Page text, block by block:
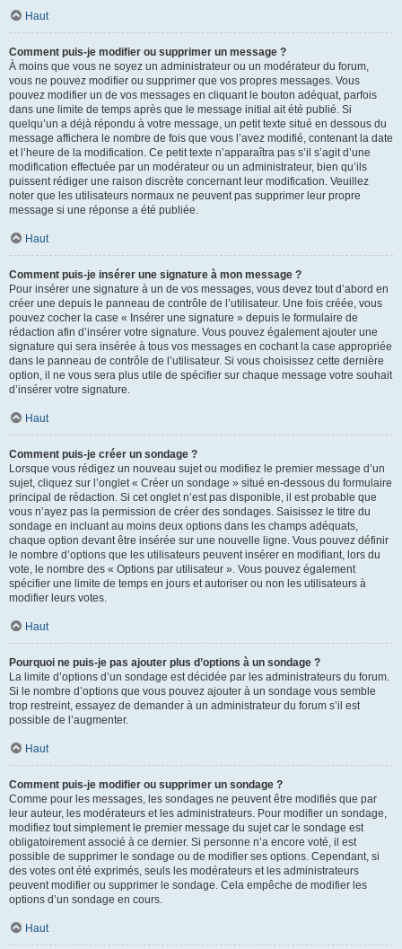
Haut
Comment puis-je modifier ou supprimer un message ?
À moins que vous ne soyez un administrateur ou un modérateur du forum,
vous ne pouvez modifier ou supprimer que vos propres messages. Vous
pouvez modifier un de vos messages en cliquant le bouton adéquat, parfois
dans une limite de temps après que le message initial ait été publié. Si
quelqu’un a déjà répondu à votre message, un petit texte situé en dessous du
message affichera le nombre de fois que vous l’avez modifié, contenant la date
et l’heure de la modification. Ce petit texte n’apparaîtra pas s’il s’agit d’une
modification effectuée par un modérateur ou un administrateur, bien qu’ils
puissent rédiger une raison discrète concernant leur modification. Veuillez
noter que les utilisateurs normaux ne peuvent pas supprimer leur propre
message si une réponse a été publiée.
Haut
Comment puis-je insérer une signature à mon message ?
Pour insérer une signature à un de vos messages, vous devez tout d’abord en
créer une depuis le panneau de contrôle de l’utilisateur. Une fois créée, vous
pouvez cocher la case « Insérer une signature » depuis le formulaire de
rédaction afin d’insérer votre signature. Vous pouvez également ajouter une
signature qui sera insérée à tous vos messages en cochant la case appropriée
dans le panneau de contrôle de l’utilisateur. Si vous choisissez cette dernière
option, il ne vous sera plus utile de spécifier sur chaque message votre souhait
d’insérer votre signature.
Haut
Comment puis-je créer un sondage ?
Lorsque vous rédigez un nouveau sujet ou modifiez le premier message d’un
sujet, cliquez sur l’onglet « Créer un sondage » situé en-dessous du formulaire
principal de rédaction. Si cet onglet n’est pas disponible, il est probable que
vous n’ayez pas la permission de créer des sondages. Saisissez le titre du
sondage en incluant au moins deux options dans les champs adéquats,
chaque option devant être insérée sur une nouvelle ligne. Vous pouvez définir
le nombre d’options que les utilisateurs peuvent insérer en modifiant, lors du
vote, le nombre des « Options par utilisateur ». Vous pouvez également
spécifier une limite de temps en jours et autoriser ou non les utilisateurs à
modifier leurs votes.
Haut
Pourquoi ne puis-je pas ajouter plus d’options à un sondage ?
La limite d’options d’un sondage est décidée par les administrateurs du forum.
Si le nombre d’options que vous pouvez ajouter à un sondage vous semble
trop restreint, essayez de demander à un administrateur du forum s’il est
possible de l’augmenter.
Haut
Comment puis-je modifier ou supprimer un sondage ?
Comme pour les messages, les sondages ne peuvent être modifiés que par
leur auteur, les modérateurs et les administrateurs. Pour modifier un sondage,
modifiez tout simplement le premier message du sujet car le sondage est
obligatoirement associé à ce dernier. Si personne n’a encore voté, il est
possible de supprimer le sondage ou de modifier ses options. Cependant, si
des votes ont été exprimés, seuls les modérateurs et les administrateurs
peuvent modifier ou supprimer le sondage. Cela empêche de modifier les
options d’un sondage en cours.
Haut